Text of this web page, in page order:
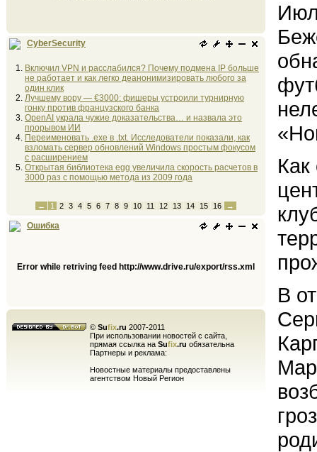
CyberSecurity
Включил VPN и расслабился? Почему подмена IP больше
не работает и как легко деанонимизировать любого за
один клик
Лучшему вору — €3000: фишеры устроили турнирную
гонку против французского банка
OpenAI украла чужие доказательства… и назвала это
прорывом ИИ
Переименовать .exe в .txt. Исследователи показали, как
взломать сервер обновлений Windows простым фокусом
с расширением
Открытая библиотека egg увеличила скорость расчетов в
3000 раз с помощью метода из 2009 года
← 1 2 3 4 5 6 7 8 9 10 11 12 13 14 15 16 →
Ошибка
Error while retriving feed http://www.drive.ru/export/rss.xml
© Sufix.ru 2007-2011
При использовании новостей с сайта,
прямая ссылка на Sufix.ru обязательна
Партнеры и реклама:
Новостные материалы предоставлены
агентством Новый Регион
В